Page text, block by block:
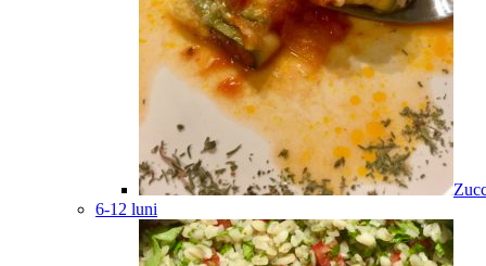
6-12 luni